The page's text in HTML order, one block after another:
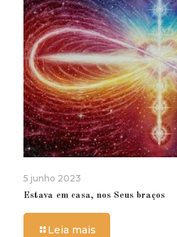
5 junho 2023
Estava em casa, nos Seus braços
Leia mais